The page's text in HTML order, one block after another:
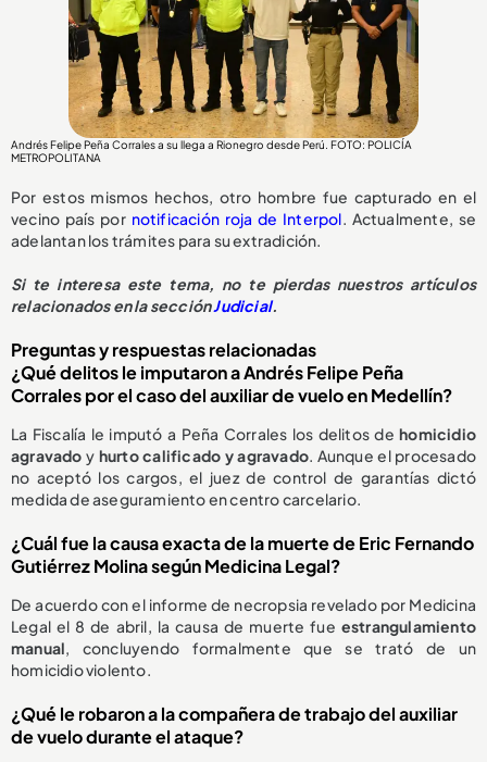
Andrés Felipe Peña Corrales a su llega a Rionegro desde Perú. FOTO: POLICÍA
METROPOLITANA
Por estos mismos hechos, otro hombre fue capturado en el
vecino país por notificación roja de Interpol. Actualmente, se
adelantan los trámites para su extradición.
Si te interesa este tema, no te pierdas nuestros artículos
relacionados en la secciónJudicial.
Preguntas y respuestas relacionadas
¿Qué delitos le imputaron a Andrés Felipe Peña
Corrales por el caso del auxiliar de vuelo en Medellín?
La Fiscalía le imputó a Peña Corrales los delitos dehomicidio
agravado y hurto calificado y agravado. Aunque el procesado
no aceptó los cargos, el juez de control de garantías dictó
medida de aseguramiento en centro carcelario.
¿Cuál fue la causa exacta de la muerte de Eric Fernando
Gutiérrez Molina según Medicina Legal?
De acuerdo con el informe de necropsia revelado por Medicina
Legal el 8 de abril, la causa de muerte fue estrangulamiento
manual, concluyendo formalmente que se trató de un
homicidio violento.
¿Qué le robaron a la compañera de trabajo del auxiliar
de vuelo durante el ataque?